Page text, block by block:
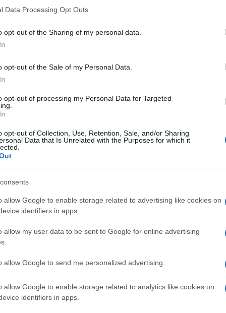
Data Processing Opt Outs
opt-out of the Sharing of my personal data.
opt-out of the Sale of my Personal Data.
opt-out of processing my Personal Data for Targeted
opt-out of Collection, Use, Retention, Sale, and/or Sharing
Data that Is Unrelated with the Purposes for which it
allow Google to enable storage related to advertising like cookies on
identifiers in apps.
allow my user data to be sent to Google for online advertising
allow Google to send me personalized advertising.
allow Google to enable storage related to analytics like cookies on
identifiers in apps.
economici e legali che coinvolgono istituzioni
presentazioni è pensato per favorire un’analisi
possono avere un effetto immediato sui flussi di
illustreranno come compagnie, terminal e
riallocazioni delle scorte e amplificazioni dei
strumenti di gestione del rischio, come scorte
l’importanza del coordinamento tra attori
Questo segmento intende
e bilanci nazionali o aziendali.